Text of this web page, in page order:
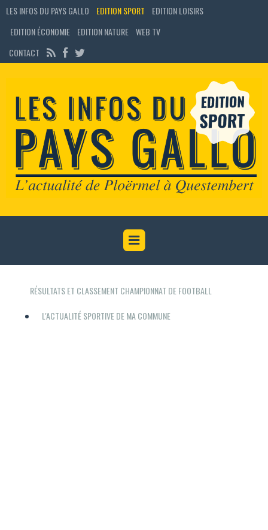
LES INFOS DU PAYS GALLO EDITION SPORT
EDITION LOISIRS
EDITION ÉCONOMIE
EDITION NATURE WEB TV
CONTACT
RÉSULTATS ET CLASSEMENT CHAMPIONNAT DE FOOTBALL
L'ACTUALITÉ SPORTIVE DE MA COMMUNE